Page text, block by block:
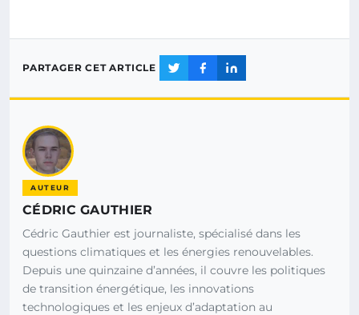
PARTAGER CET ARTICLE
AUTEUR
CÉDRIC GAUTHIER
Cédric Gauthier est journaliste, spécialisé dans les
questions climatiques et les énergies renouvelables.
Depuis une quinzaine d’années, il couvre les politiques
de transition énergétique, les innovations
technologiques et les enjeux d’adaptation au